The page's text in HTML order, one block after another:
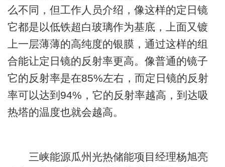
么不同，但工作人员介绍，像这样的定日镜
它都是以低铁超白玻璃作为基底，上面又镀
上一层薄薄的高纯度的银膜，通过这样的组
合能让定日镜的反射率更高。像普通的镜子
它的反射率是在85%左右，而定日镜的反射
率可以达到94%，它的反射率越高，到达吸
热塔的温度也就会越高。
三峡能源瓜州光热储能项目经理杨旭亮